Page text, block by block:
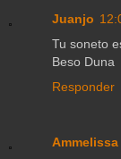
Juanjo
Tu soneto
Beso Duna
Responder
Ammelissa